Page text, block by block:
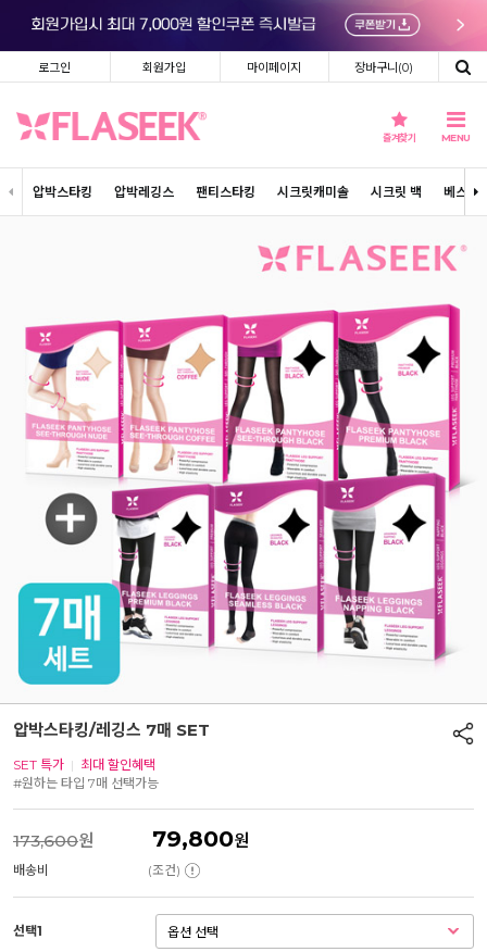
로그인 회원가입 마이페이지 장바구니(0)
즐겨찾기 MENU
압박스타킹 압박레깅스 팬티스타킹 시크릿캐미솔 시크릿 백 베스트
압박스타킹/레깅스 7매 SET
SET 특가 | 최대 할인혜택
#원하는 타입 7매 선택가능
173,600원 79,800원
배송비 (조건)
선택1